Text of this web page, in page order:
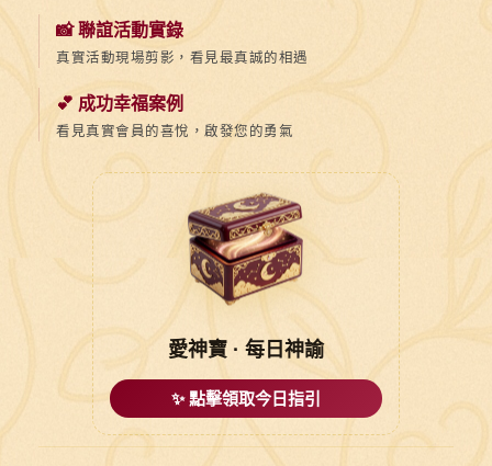
📸 聯誼活動實錄
真實活動現場剪影，看見最真誠的相遇
💕 成功幸福案例
看見真實會員的喜悅，啟發您的勇氣
愛神寶 · 每日神諭
✨ 點擊領取今日指引